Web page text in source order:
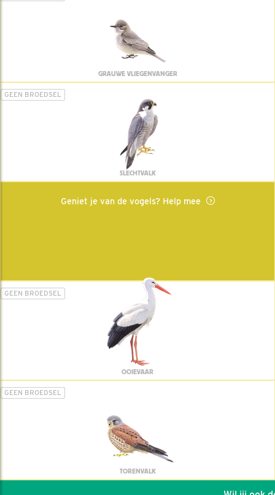
GRAUWE VLIEGENVANGER
GEEN BROEDSEL
SLECHTVALK
Geniet je van de vogels? Help mee
GEEN BROEDSEL
OOIEVAAR
GEEN BROEDSEL
TORENVALK